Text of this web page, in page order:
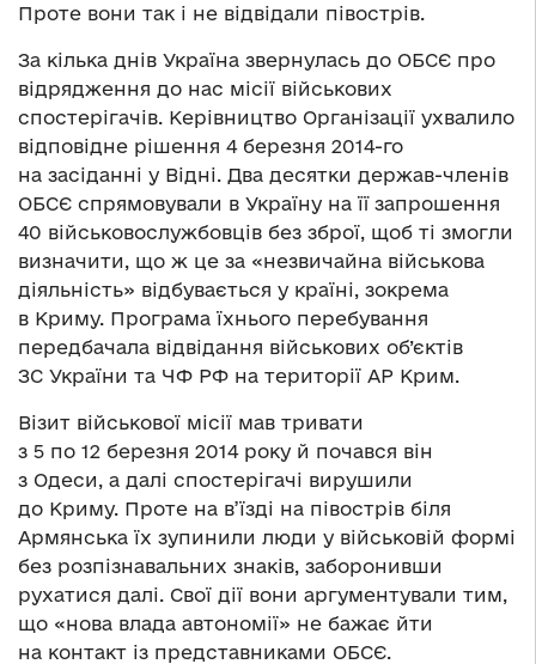
Проте вони так і не відвідали півострів.
За кілька днів Україна звернулась до ОБСЄ про
відрядження до нас місії військових
спостерігачів. Керівництво Організації ухвалило
відповідне рішення 4 березня 2014-го
на засіданні у Відні. Два десятки держав-членів
ОБСЄ спрямовували в Україну на її запрошення
40 військовослужбовців без зброї, щоб ті змогли
визначити, що ж це за «незвичайна військова
діяльність» відбувається у країні, зокрема
в Криму. Програма їхнього перебування
передбачала відвідання військових об’єктів
ЗС України та ЧФ РФ на території АР Крим.
Візит військової місії мав тривати
з 5 по 12 березня 2014 року й почався він
з Одеси, а далі спостерігачі вирушили
до Криму. Проте на в’їзді на півострів біля
Армянська їх зупинили люди у військовій формі
без розпізнавальних знаків, заборонивши
рухатися далі. Свої дії вони аргументували тим,
що «нова влада автономії» не бажає йти
на контакт із представниками ОБСЄ.